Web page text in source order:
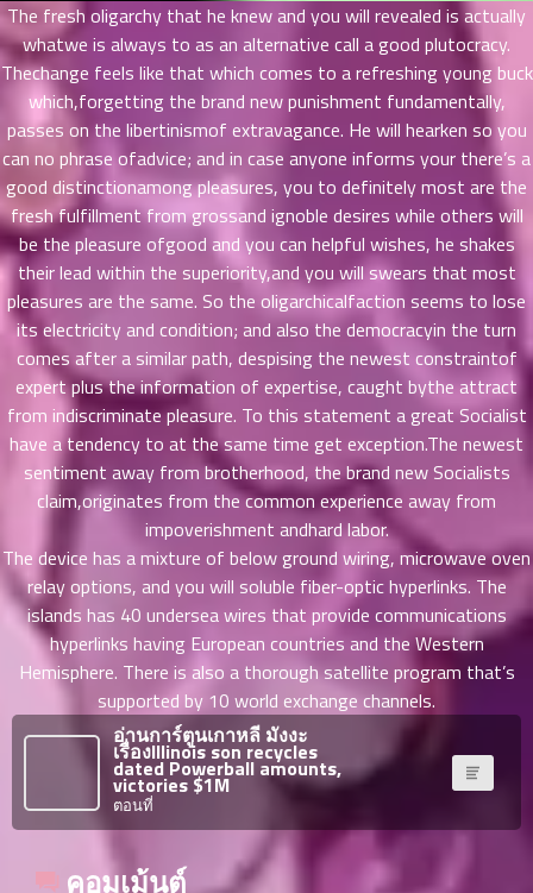
The fresh oligarchy that he knew and you will revealed is actually
whatwe is always to as an alternative call a good plutocracy.
Thechange feels like that which comes to a refreshing young buck
which,forgetting the brand new punishment fundamentally,
passes on the libertinismof extravagance. He will hearken so you
can no phrase ofadvice; and in case anyone informs your there’s a
good distinctionamong pleasures, you to definitely most are the
fresh fulfillment from grossand ignoble desires while others will
be the pleasure ofgood and you can helpful wishes, he shakes
their lead within the superiority,and you will swears that most
pleasures are the same. So the oligarchicalfaction seems to lose
its electricity and condition; and also the democracyin the turn
comes after a similar path, despising the newest constraintof
expert plus the information of expertise, caught bythe attract
from indiscriminate pleasure. To this statement a great Socialist
have a tendency to at the same time get exception.The newest
sentiment away from brotherhood, the brand new Socialists
claim,originates from the common experience away from
impoverishment andhard labor.
The device has a mixture of below ground wiring, microwave oven
relay options, and you will soluble fiber-optic hyperlinks. The
islands has 40 undersea wires that provide communications
hyperlinks having European countries and the Western
Hemisphere. There is also a thorough satellite program that’s
supported by 10 world exchange channels.
อ่านการ์ตูนเกาหลี มังงะ
เรื่องIllinois son recycles
dated Powerball amounts,
victories $1M
ตอนที่
คอมเม้นต์
น
58
ตอน
ที่
น
59
ตอน
ที่
น
60
ตอน
ที่
น
61
ตอน
ที่
น
62
ตอน
63
ตอน
ที่
64
ที่
ตอน
ที่
66